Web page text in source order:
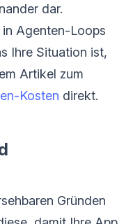
dar.
Agenten-Loops
Ihre Situation ist,
Artikel zum
Kosten direkt.
Gründen